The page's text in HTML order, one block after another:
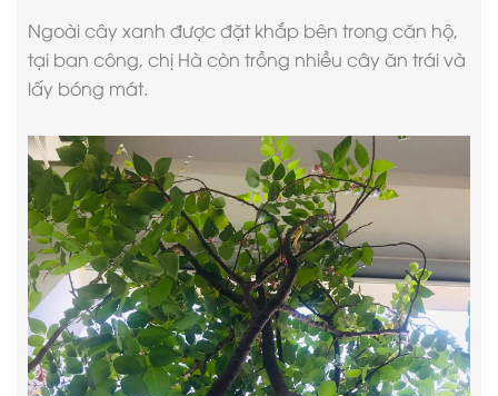
Ngoài cây xanh được đặt khắp bên trong căn hộ,
tại ban công, chị Hà còn trồng nhiều cây ăn trái và
lấy bóng mát.